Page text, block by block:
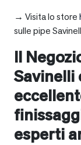
→ Visita lo store
sulle pipe
Il
Savinelli
esperti